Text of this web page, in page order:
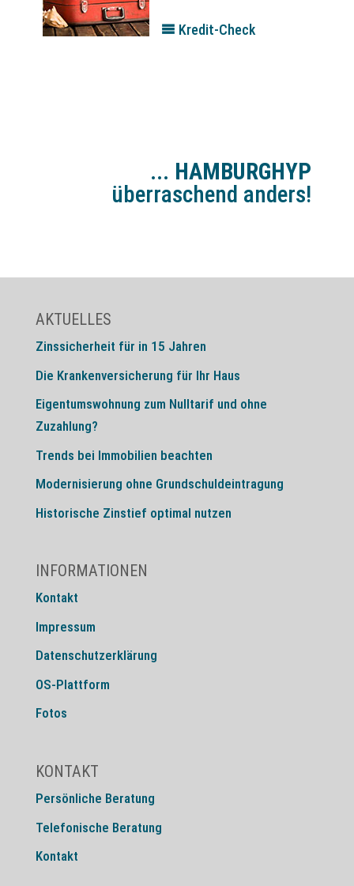
Kredit-Check
... HAMBURGHYP
überraschend anders!
AKTUELLES
Zinssicherheit für in 15 Jahren
Die Krankenversicherung für Ihr Haus
Eigentumswohnung zum Nulltarif und ohne
Zuzahlung?
Trends bei Immobilien beachten
Modernisierung ohne Grundschuldeintragung
Historische Zinstief optimal nutzen
INFORMATIONEN
Kontakt
Impressum
Datenschutzerklärung
OS-Plattform
Fotos
KONTAKT
Persönliche Beratung
Telefonische Beratung
Kontakt